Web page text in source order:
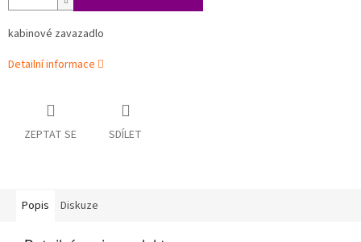
kabinové zavazadlo
Detailní informace
ZEPTAT SE SDÍLET
Popis Diskuze